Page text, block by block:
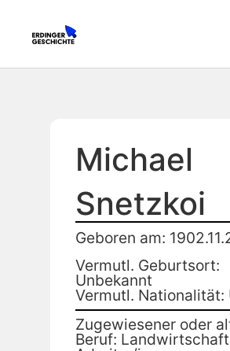
Michael
Snetzkoi
Geboren am:
Vermutl. Geburtsort:
Unbekannt
Vermutl. Nationalität:
Zugewiesener oder
Beruf: